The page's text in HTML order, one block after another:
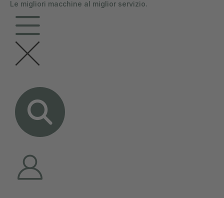
contenuto
Le migliori macchine al miglior servizio.